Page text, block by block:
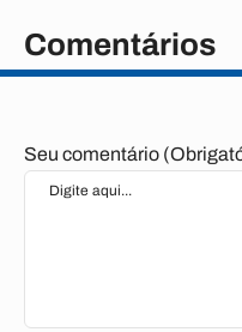
Comentários
Seu comentário